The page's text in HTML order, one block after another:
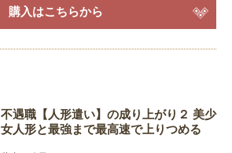
購入はこちらから
不遇職【人形遣い】の成り上がり２ 美少
女人形と最強まで最高速で上りつめる